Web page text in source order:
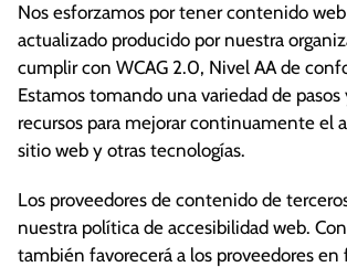
Nos esforzamos por tener contenido
actualizado producido por nuestra
cumplir con WCAG 2.0, Nivel AA de
Estamos tomando una variedad de
recursos para mejorar continuamente el
sitio web y otras tecnologías.
Los proveedores de contenido de
nuestra política de accesibilidad web.
también favorecerá a los proveedores en